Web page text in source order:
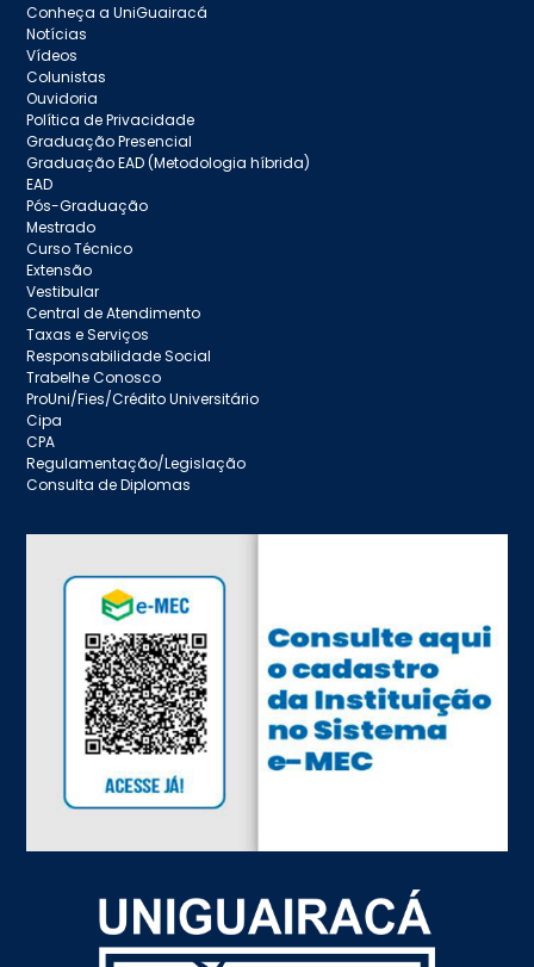
Conheça a UniGuairacá
Notícias
Vídeos
Colunistas
Ouvidoria
Política de Privacidade
Graduação Presencial
Graduação EAD (Metodologia híbrida)
EAD
Pós-Graduação
Mestrado
Curso Técnico
Extensão
Vestibular
Central de Atendimento
Taxas e Serviços
Responsabilidade Social
Trabelhe Conosco
ProUni/Fies/Crédito Universitário
Cipa
CPA
Regulamentação/Legislação
Consulta de Diplomas